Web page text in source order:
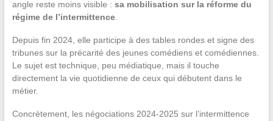
angle reste moins visible : sa mobilisation sur la réforme du
régime de l’intermittence.
Depuis fin 2024, elle participe à des tables rondes et signe des
tribunes sur la précarité des jeunes comédiens et comédiennes.
Le sujet est technique, peu médiatique, mais il touche
directement la vie quotidienne de ceux qui débutent dans le
métier.
Concrètement, les négociations 2024-2025 sur l’intermittence